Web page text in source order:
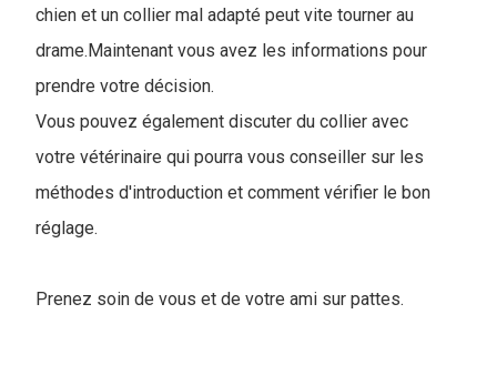
chien et un collier mal adapté peut vite tourner au
drame.Maintenant vous avez les informations pour
prendre votre décision.
Vous pouvez également discuter du collier avec
votre vétérinaire qui pourra vous conseiller sur les
méthodes d'introduction et comment vérifier le bon
réglage.
Prenez soin de vous et de votre ami sur pattes.